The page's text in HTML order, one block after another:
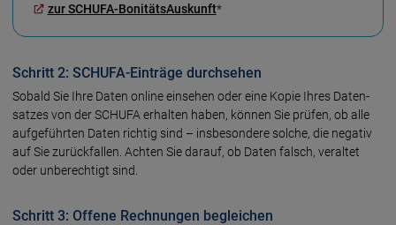
zur SCHUFA-BonitätsAuskunft*
Schritt 2: SCHUFA-Einträge durchsehen
Sobald Sie Ihre Daten online einsehen oder eine Kopie Ihres Daten­
satzes von der SCHUFA er­hal­ten haben, können Sie prü­fen, ob alle
auf­ge­führ­ten Da­ten rich­tig sind – ins­be­son­dere sol­che, die ne­ga­tiv
auf Sie zu­rück­fallen. Ach­ten Sie da­rauf, ob Da­ten falsch, ver­al­tet
oder un­be­rech­tigt sind.
Schritt 3: Offene Rechnungen begleichen